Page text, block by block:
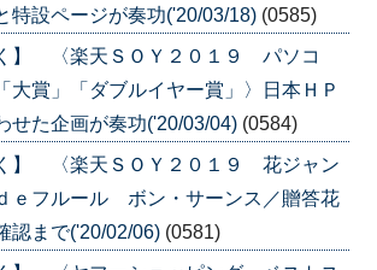
特設ページが奏功('20/03/18) (0585)
く】 〈楽天ＳＯＹ２０１９ パソコ
大賞」「ダブルイヤー賞」〉日本ＨＰ
せた企画が奏功('20/03/04) (0584)
く】 〈楽天ＳＯＹ２０１９ 花ジャン
ｅフルール ボン・サーンス／贈答花
認まで('20/02/06) (0581)